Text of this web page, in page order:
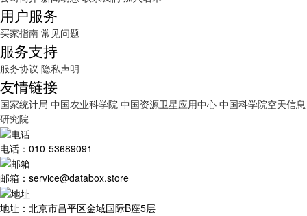
用户服务
买家指南 常见问题
服务支持
服务协议 隐私声明
友情链接
国家统计局 中国农业科学院 中国资源卫星应用中心 中国科学院空天信息
研究院
电话：010-53689091
邮箱：service@databox.store
地址：北京市昌平区金域国际B座5层